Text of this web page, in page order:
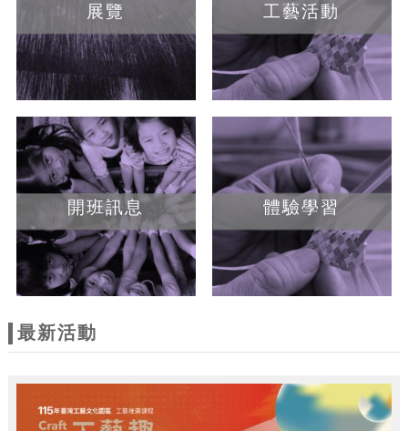
展覽 工藝活動
開班訊息 體驗學習
最新活動